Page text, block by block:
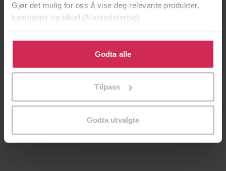
Gjør det mulig for oss å vise deg relevante produkter,
kampanjer og tilbud (Markedsføring)
Klikk på «Godta alle» for å gi oss ditt samtykke til å
bruke cookies for alle disse formålene. Du kan også
tilpasse ditt samtykke til spesifikke formål ved å klikke
Godta alle
Tilpass
Godta utvalgte
Klanen
Pascal Engman
Tørst